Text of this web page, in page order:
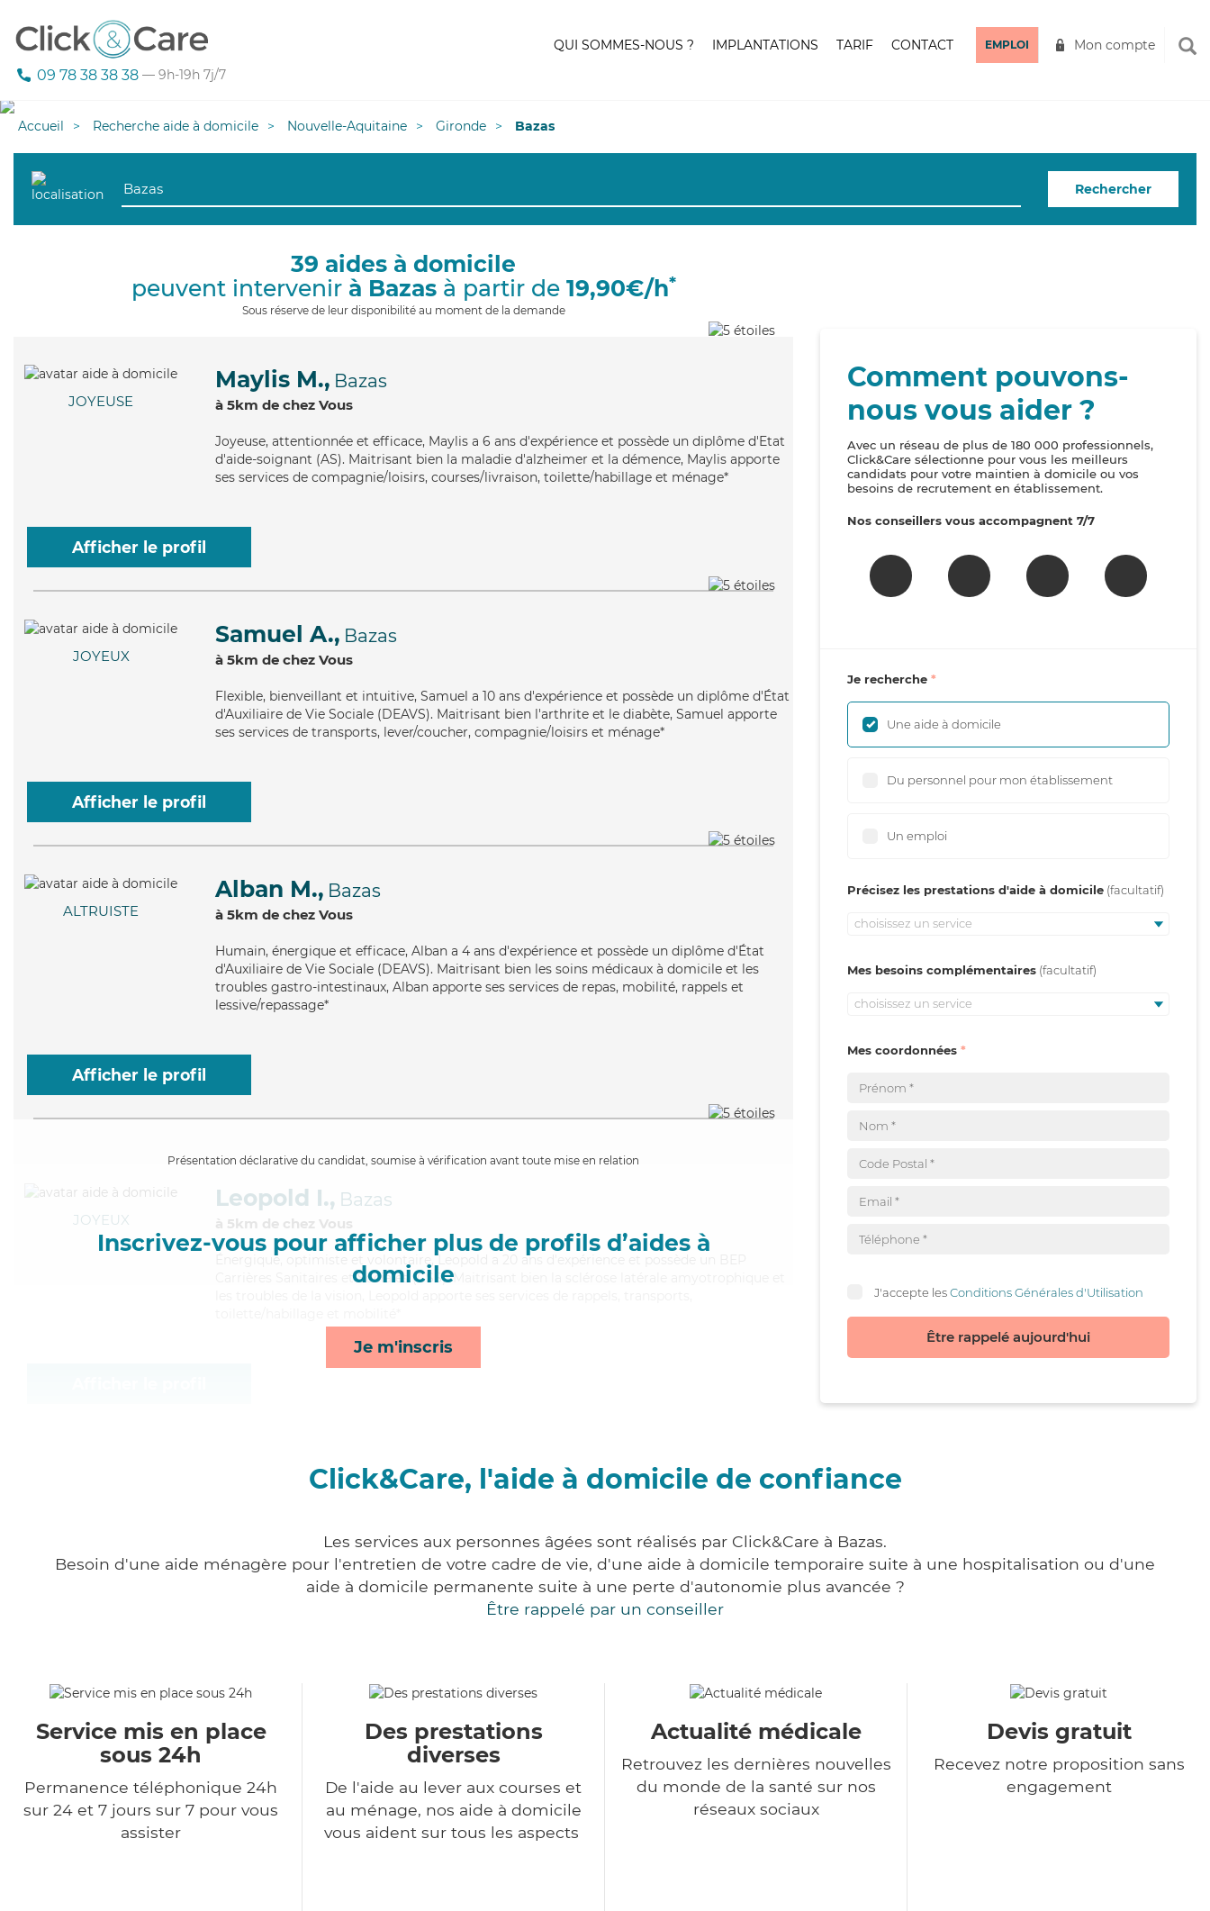
09 78 38 38 38 — 9h-19h 7j/7
QUI SOMMES-NOUS ? IMPLANTATIONS TARIF CONTACT EMPLOI Mon compte
Accueil Recherche aide à domicile Nouvelle-Aquitaine Gironde Bazas
Rechercher
39 aides à domicile
peuvent intervenir à Bazasà partir de 19,90€/h*
Sous réserve de leur disponibilité au moment de la demande
JOYEUSE
Maylis M., Bazas
à 5km de chez Vous
Joyeuse, attentionnée et efficace, Maylis a 6 ans d'expérience et possède un diplôme d'Etat
d'aide-soignant (AS). Maitrisant bien la maladie d'alzheimer et la démence, Maylis apporte
ses services de compagnie/loisirs, courses/livraison, toilette/habillage et ménage*
Afficher le profil
JOYEUX
Samuel A., Bazas
à 5km de chez Vous
Flexible, bienveillant et intuitive, Samuel a 10 ans d'expérience et possède un diplôme d'État
d'Auxiliaire de Vie Sociale (DEAVS). Maitrisant bien l'arthrite et le diabète, Samuel apporte
ses services de transports, lever/coucher, compagnie/loisirs et ménage*
Afficher le profil
ALTRUISTE
Alban M., Bazas
à 5km de chez Vous
Humain, énergique et efficace, Alban a 4 ans d'expérience et possède un diplôme d'État
d'Auxiliaire de Vie Sociale (DEAVS). Maitrisant bien les soins médicaux à domicile et les
troubles gastro-intestinaux, Alban apporte ses services de repas, mobilité, rappels et
lessive/repassage*
Afficher le profil
Présentation déclarative du candidat, soumise à vérification avant toute mise en relation
Inscrivez-vous pour afficher plus de profils d’aides à
domicile
Je m'inscris
JOYEUX
Leopold I., Bazas
à 5km de chez Vous
Énergique
, optimiste et volontaire, Leopold a 20 ans d'expérience et possède un BEP
Carrières Sanitaires et Sociales (CSS). Maitrisant bien la sclérose latérale amyotrophique et
Comment pouvons-
nous vous aider ?
Avec un réseau de plus de 180 000 professionnels,
Click&Care sélectionne pour vous les meilleurs
candidats pour votre maintien à domicile ou vos
besoins de recrutement en établissement.
Nos conseillers vous accompagnent 7/7
Je recherche
Une aide à domicile
Du personnel pour mon établissement
Un emploi
Précisez les prestations d'aide à domicile
choisissez un service
Mes besoins complémentaires
choisissez un service
Mes coordonnées
J'accepte lesConditions Générales d'Utilisation
Être rappelé aujourd'hui
Click&Care, l'aide à domicile de confiance
Les services aux personnes âgées sont réalisés par Click&Care à Bazas.
Besoin d'une aide ménagère pour l'entretien de votre cadre de vie, d'une aide à domicile temporaire suite à une hospitalisation ou d'une
aide à domicile permanente suite à une perte d'autonomie plus avancée ?
Être rappelé par un conseiller
Service mis en place
sous 24h
Permanence téléphonique 24h
sur 24 et 7 jours sur 7 pour vous
assister
Des prestations
diverses
De l'aide au lever aux courses et
au ménage, nos aide à domicile
vous aident sur tous les aspects
Actualité médicale
Retrouvez les dernières nouvelles
du monde de la santé sur nos
réseaux sociaux
Devis gratuit
Recevez notre proposition sans
engagement